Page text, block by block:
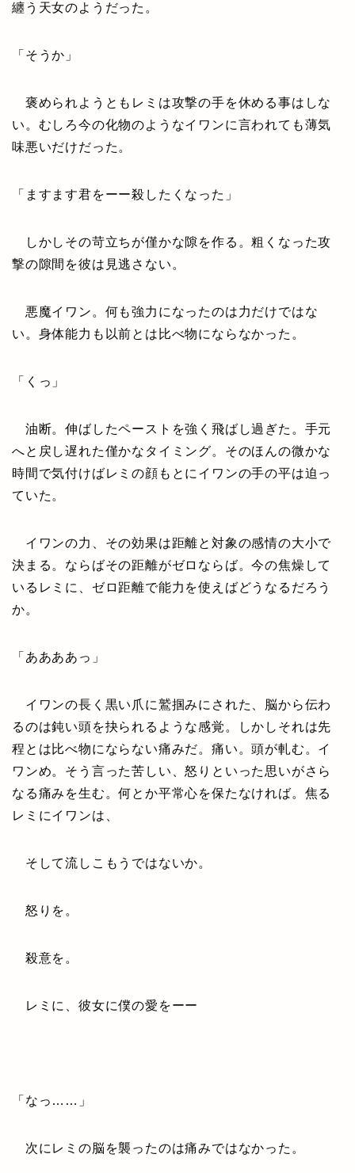
纏う天女のようだった。
「そうか」
褒められようともレミは攻撃の手を休める事はしな
い。むしろ今の化物のようなイワンに言われても薄気
味悪いだけだった。
「ますます君をーー殺したくなった」
しかしその苛立ちが僅かな隙を作る。粗くなった攻
撃の隙間を彼は見逃さない。
悪魔イワン。何も強力になったのは力だけではな
い。身体能力も以前とは比べ物にならなかった。
「くっ」
油断。伸ばしたペーストを強く飛ばし過ぎた。手元
へと戻し遅れた僅かなタイミング。そのほんの微かな
時間で気付けばレミの顔もとにイワンの手の平は迫っ
ていた。
イワンの力、その効果は距離と対象の感情の大小で
決まる。ならばその距離がゼロならば。今の焦燥して
いるレミに、ゼロ距離で能力を使えばどうなるだろう
か。
「ああああっ」
イワンの長く黒い爪に鷲掴みにされた、脳から伝わ
るのは鈍い頭を抉られるような感覚。しかしそれは先
程とは比べ物にならない痛みだ。痛い。頭が軋む。イ
ワンめ。そう言った苦しい、怒りといった思いがさら
なる痛みを生む。何とか平常心を保たなければ。焦る
レミにイワンは、
そして流しこもうではないか。
怒りを。
殺意を。
レミに、彼女に僕の愛をーー
「なっ……」
次にレミの脳を襲ったのは痛みではなかった。